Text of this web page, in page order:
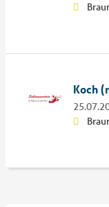
Koch